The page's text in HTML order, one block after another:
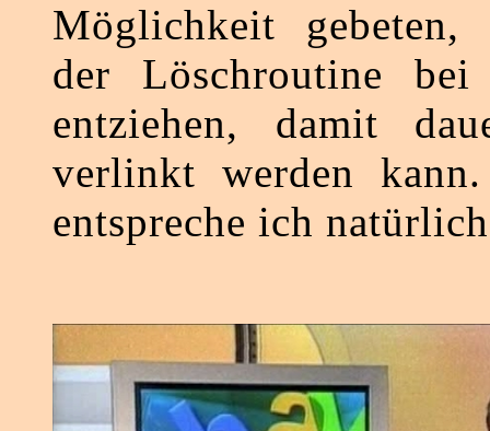
Möglichkeit gebeten,
der Löschroutine
entziehen, damit
verlinkt werden
entspreche ich